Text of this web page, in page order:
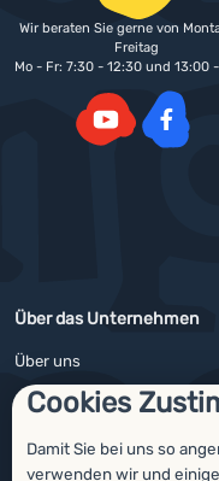
Cookies
Damit Sie bei uns so
verwenden wir und
Über das Unternehmen
Über uns
Impressum
4camping4nature
Wir beraten Sie gerne von
Freitag
Mo - Fr: 7:30 - 12:30 und 13:00